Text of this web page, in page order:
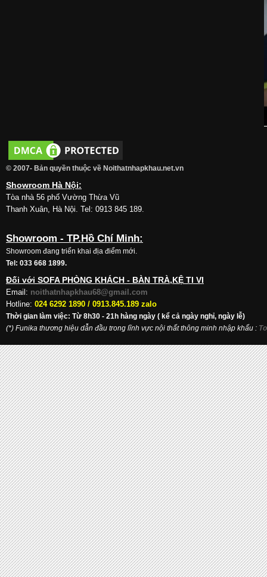
© 2007- Bản quyền thuộc về Noithatnhapkhau.net.vn
Showroom Hà Nội:
Tòa nhà 56 phố Vường Thừa Vũ
Thanh Xuân, Hà Nội. Tel: 0913 845 189.
Showroom - TP.Hồ Chí Minh:
Showroom đang triển khai địa điểm mới.
Tel: 033 668 1899.
Đối với SOFA PHÒNG KHÁCH - BÀN TRÀ,KỆ TI VI
Email: noithatnhapkhau68@gmail.com
Hotline: 024 6292 1890 / 0913.845.189 zalo
Thời gian làm việc: Từ 8h30 - 21h hàng ngày ( kể cả ngày nghỉ, ngày lễ)
(*) Funika thương hiệu dẫn đầu trong lĩnh vực nội thất thông minh nhập khẩu :